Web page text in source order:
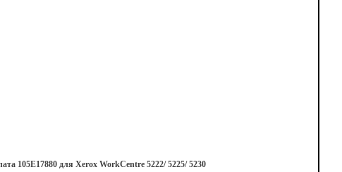
105E17880 для Xerox WorkCentre 5222/ 5225/ 5230